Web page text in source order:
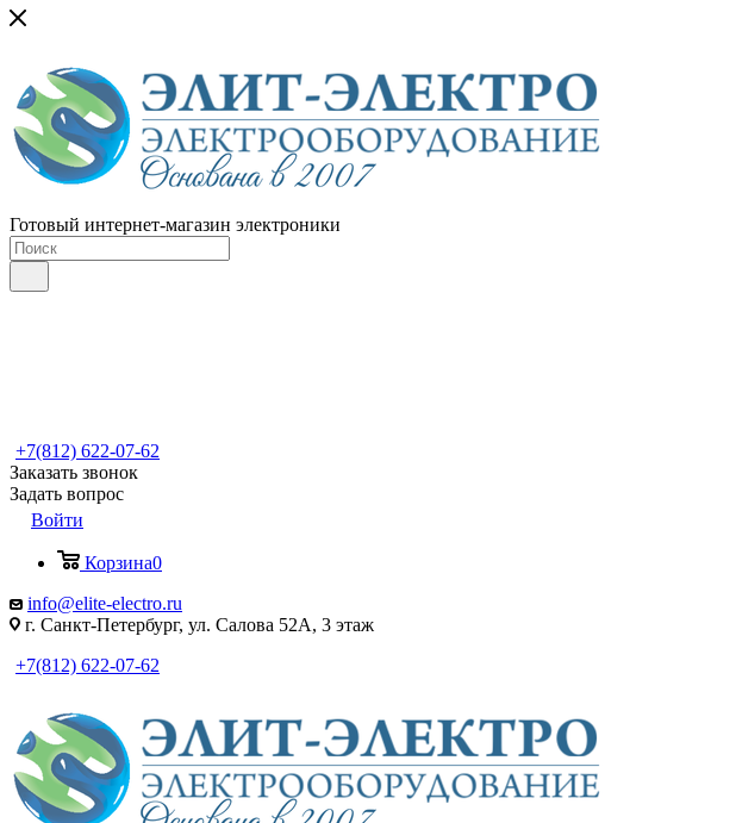
Готовый интернет-магазин электроники
+7(812) 622-07-62
Заказать звонок
Задать вопрос
Войти
Корзина0
info@elite-electro.ru
г. Санкт-Петербург, ул. Салова 52А, 3 этаж
+7(812) 622-07-62